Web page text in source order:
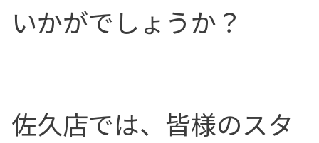
いかがでしょうか？
佐久店では、皆様のスタ